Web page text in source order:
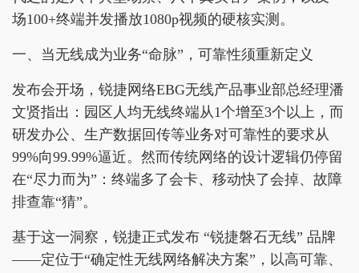
场100+终端并发播放1080p视频的硬核实测。
一、当无线成为业务“命脉”，可靠性须重新定义
发布会开场，锐捷网络EBG无线产品事业部总经理潘
文贤指出：园区人均无线终端从1个增至3个以上，而
研发办公、生产数据回传等业务对可靠性的要求从
99%向99.99%逼近。然而传统网络的设计逻辑仍停留
在“尽力而为”：终端多了会卡、移动快了会掉、故障
排查靠“猜”。
基于这一洞察，锐捷正式发布 “锐捷磐石无线” 品牌
——定位于“确定性无线网络解决方案”，以高可靠、